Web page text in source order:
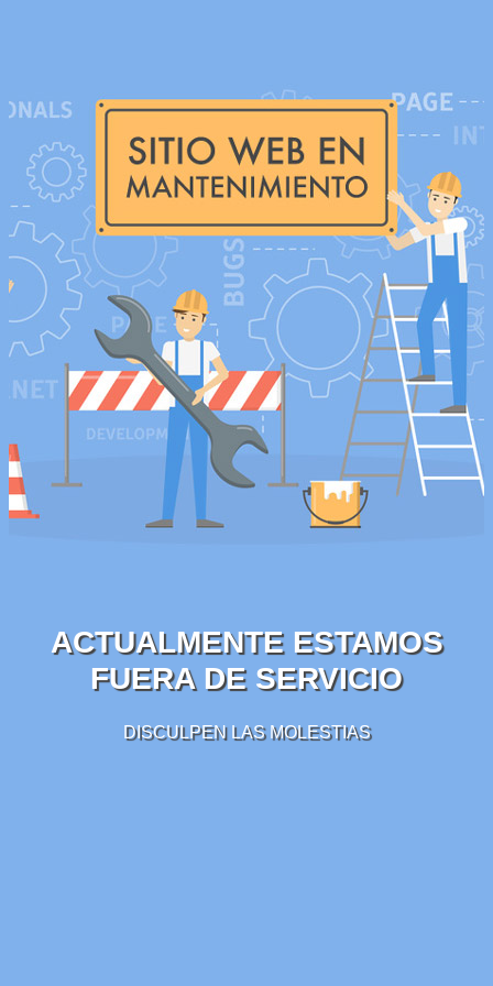
ACTUALMENTE ESTAMOS
FUERA DE SERVICIO
DISCULPEN LAS MOLESTIAS